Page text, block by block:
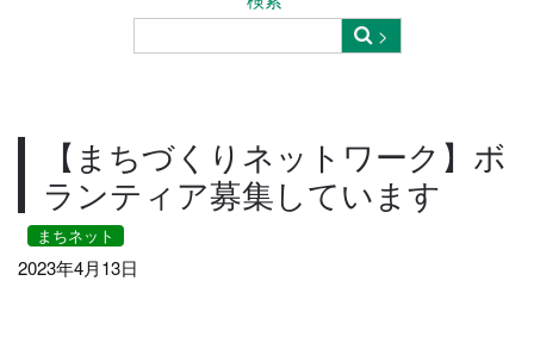
【まちづくりネットワーク】ボ
ランティア募集しています
まちネット
2023年4月13日